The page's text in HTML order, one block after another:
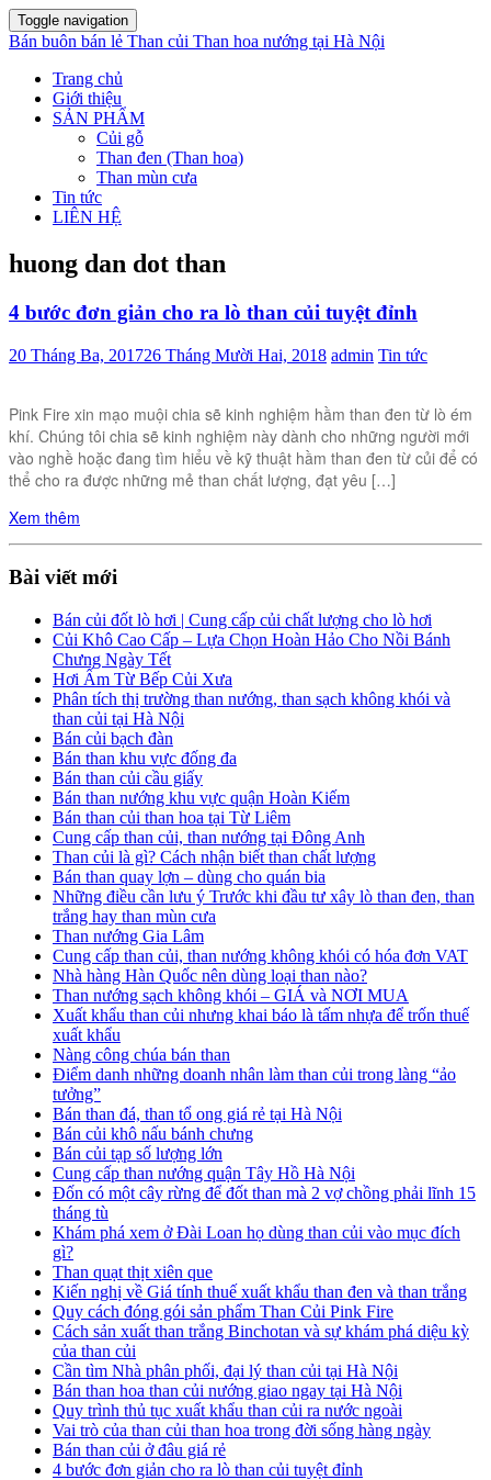
Toggle navigation
Bán buôn bán lẻ Than củi Than hoa nướng tại Hà Nội
Trang chủ
Giới thiệu
SẢN PHẨM
Củi gỗ
Than đen (Than hoa)
Than mùn cưa
Tin tức
LIÊN HỆ
huong dan dot than
4 bước đơn giản cho ra lò than củi tuyệt đỉnh
20 Tháng Ba, 201726 Tháng Mười Hai, 2018 admin Tin tức
Pink Fire xin mạo muội chia sẽ kinh nghiệm hầm than đen từ lò ém
khí. Chúng tôi chia sẽ kinh nghiệm này dành cho những người mới
vào nghề hoặc đang tìm hiểu về kỹ thuật hầm than đen từ củi để có
thể cho ra được những mẻ than chất lượng, đạt yêu […]
Xem thêm
Bài viết mới
Bán củi đốt lò hơi | Cung cấp củi chất lượng cho lò hơi
Củi Khô Cao Cấp – Lựa Chọn Hoàn Hảo Cho Nồi Bánh
Chưng Ngày Tết
Hơi Ấm Từ Bếp Củi Xưa
Phân tích thị trường than nướng, than sạch không khói và
than củi tại Hà Nội
Bán củi bạch đàn
Bán than khu vực đống đa
Bán than củi cầu giấy
Bán than nướng khu vực quận Hoàn Kiếm
Bán than củi than hoa tại Từ Liêm
Cung cấp than củi, than nướng tại Đông Anh
Than củi là gì? Cách nhận biết than chất lượng
Bán than quay lợn – dùng cho quán bia
Những điều cần lưu ý Trước khi đầu tư xây lò than đen, than
trắng hay than mùn cưa
Than nướng Gia Lâm
Cung cấp than củi, than nướng không khói có hóa đơn VAT
Nhà hàng Hàn Quốc nên dùng loại than nào?
Than nướng sạch không khói – GIÁ và NƠI MUA
Xuất khẩu than củi nhưng khai báo là tấm nhựa để trốn thuế
xuất khẩu
Nàng công chúa bán than
Điểm danh những doanh nhân làm than củi trong làng “ảo
tưởng”
Bán than đá, than tổ ong giá rẻ tại Hà Nội
Bán củi khô nấu bánh chưng
Bán củi tạp số lượng lớn
Cung cấp than nướng quận Tây Hồ Hà Nội
Đốn có một cây rừng để đốt than mà 2 vợ chồng phải lĩnh 15
tháng tù
Khám phá xem ở Đài Loan họ dùng than củi vào mục đích
gì?
Than quạt thịt xiên que
Kiến nghị về Giá tính thuế xuất khẩu than đen và than trắng
Quy cách đóng gói sản phẩm Than Củi Pink Fire
Cách sản xuất than trắng Binchotan và sự khám phá diệu kỳ
của than củi
Cần tìm Nhà phân phối, đại lý than củi tại Hà Nội
Bán than hoa than củi nướng giao ngay tại Hà Nội
Quy trình thủ tục xuất khẩu than củi ra nước ngoài
Vai trò của than củi than hoa trong đời sống hàng ngày
Bán than củi ở đâu giá rẻ
4 bước đơn giản cho ra lò than củi tuyệt đỉnh